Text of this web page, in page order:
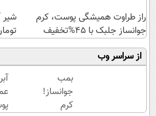
راز طراوت همیشگی پوست، کرم
جوانساز جلبک با 45%تخفیف
از سراسر وب
بمب
جوانساز!
کرم